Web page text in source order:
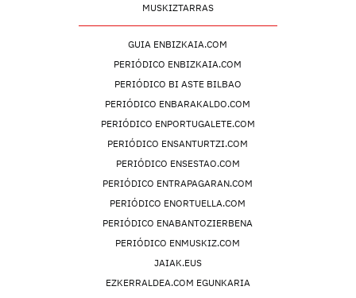
MUSKIZTARRAS
GUIA ENBIZKAIA.COM
PERIÓDICO ENBIZKAIA.COM
PERIÓDICO BI ASTE BILBAO
PERIÓDICO ENBARAKALDO.COM
PERIÓDICO ENPORTUGALETE.COM
PERIÓDICO ENSANTURTZI.COM
PERIÓDICO ENSESTAO.COM
PERIÓDICO ENTRAPAGARAN.COM
PERIÓDICO ENORTUELLA.COM
PERIÓDICO ENABANTOZIERBENA
PERIÓDICO ENMUSKIZ.COM
JAIAK.EUS
EZKERRALDEA.COM EGUNKARIA